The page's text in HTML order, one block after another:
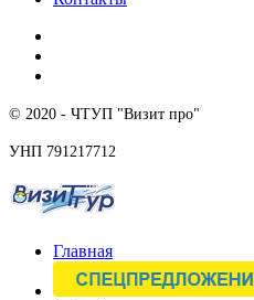
© 2020 - ЧТУП "Визит про"
УНП 791217712
Главная